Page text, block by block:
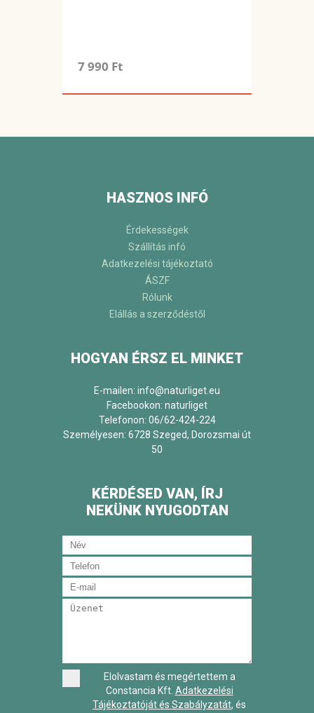
7 990 Ft
HASZNOS INFÓ
Érdekességek
Szállítás infó
Adatkezelési tájékoztató
ÁSZF
Rólunk
Elállás a szerződéstől
HOGYAN ÉRSZ EL MINKET
E-mailen: info@naturliget.eu
Facebookon: naturliget
Telefonon: 06/62-424-224
Személyesen: 6728 Szeged, Dorozsmai út
50
KÉRDÉSED VAN, ÍRJ
NEKÜNK NYUGODTAN
Elolvastam és megértettem a
Constancia Kft. Adatkezelési
Tájékoztatóját és Szabályzatát, és